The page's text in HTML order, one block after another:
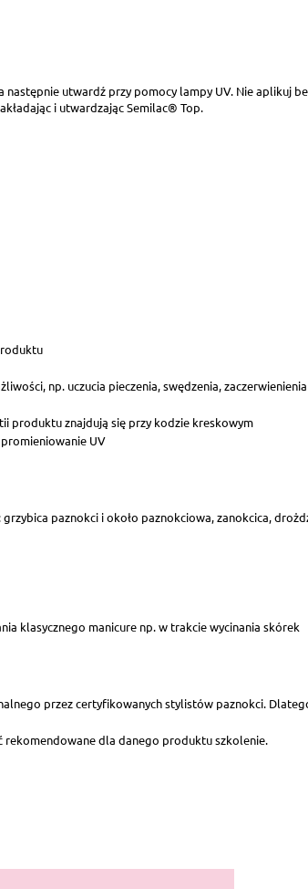
utwardź przy pomocy lampy UV. Nie aplikuj
i utwardzając Semilac® Top.
np. uczucia pieczenia, swędzenia,
produktu znajdują się przy kodzie kreskowym
UV
paznokci i około paznokciowa, zanokcica,
klasycznego manicure np. w trakcie wycinania skórek
przez certyfikowanych stylistów paznokci.
rekomendowane dla danego produktu szkolenie.